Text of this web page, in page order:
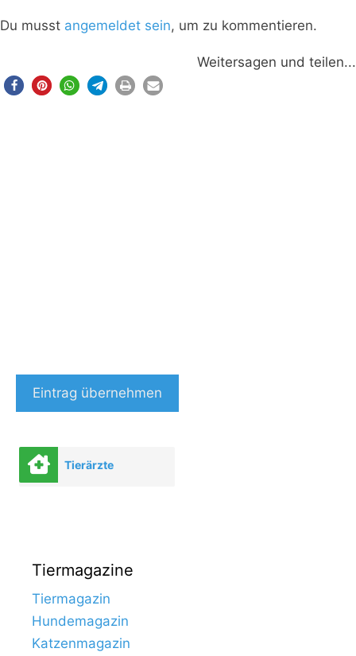
Du musst angemeldet sein, um zu kommentieren.
Weitersagen und teilen...
Eintrag übernehmen
Tierärzte
Tiermagazine
Tiermagazin
Hundemagazin
Katzenmagazin